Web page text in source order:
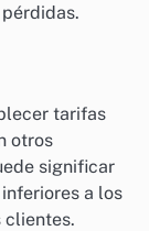
tarifas
otros
significar
a los
clientes.